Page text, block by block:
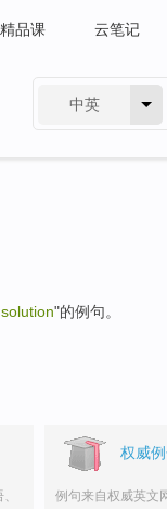
品课 云笔记
中英
"的例句。
权威
例句来自权威英文